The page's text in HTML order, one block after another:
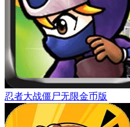
忍者大战僵尸无限金币版